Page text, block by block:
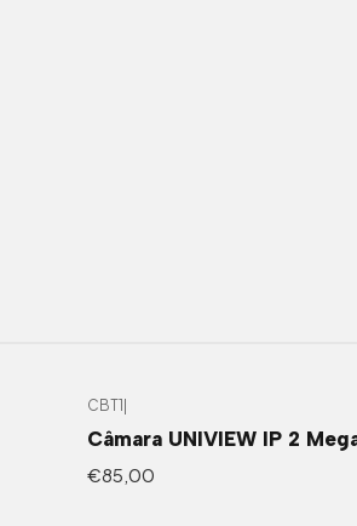
CBT1
Câmara UNIVIEW IP 2
€85,00